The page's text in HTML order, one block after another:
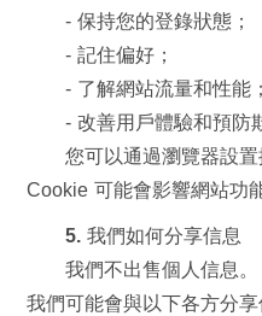
- 保持您的登錄狀態；
- 記住偏好；
- 了解網站流量和性能；
- 改善用戶體驗和預防
您可以通過瀏覽器設
Cookie 可能會影響網站功
5. 我們如何分享信息
我們不出售個人信息。
我們可能會與以下各方分享